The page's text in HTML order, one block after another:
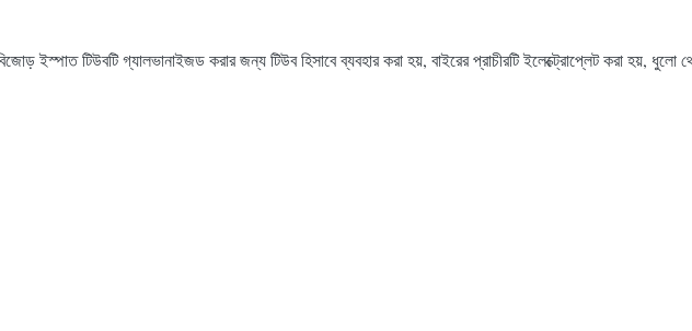
ইস্পাত টিউবটি গ্যালভানাইজড করার জন্য টিউব হিসাবে ব্যবহার করা হয়, বাইরের প্রাচীরটি ইলেক্ট্রোপ্লেট করা হয়,